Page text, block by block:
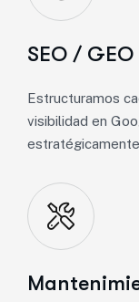
SEO /
Estructuramos
visibilidad en